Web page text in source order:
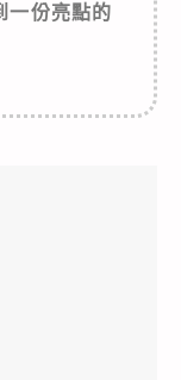
一份亮點的